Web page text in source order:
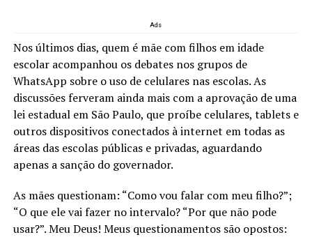
Ads
Nos últimos dias, quem é mãe com filhos em idade
escolar acompanhou os debates nos grupos de
WhatsApp sobre o uso de celulares nas escolas. As
discussões ferveram ainda mais com a aprovação de uma
lei estadual em São Paulo, que proíbe celulares, tablets e
outros dispositivos conectados à internet em todas as
áreas das escolas públicas e privadas, aguardando
apenas a sanção do governador.
As mães questionam: “Como vou falar com meu filho?”;
“O que ele vai fazer no intervalo? “Por que não pode
usar?”. Meu Deus! Meus questionamentos são opostos: